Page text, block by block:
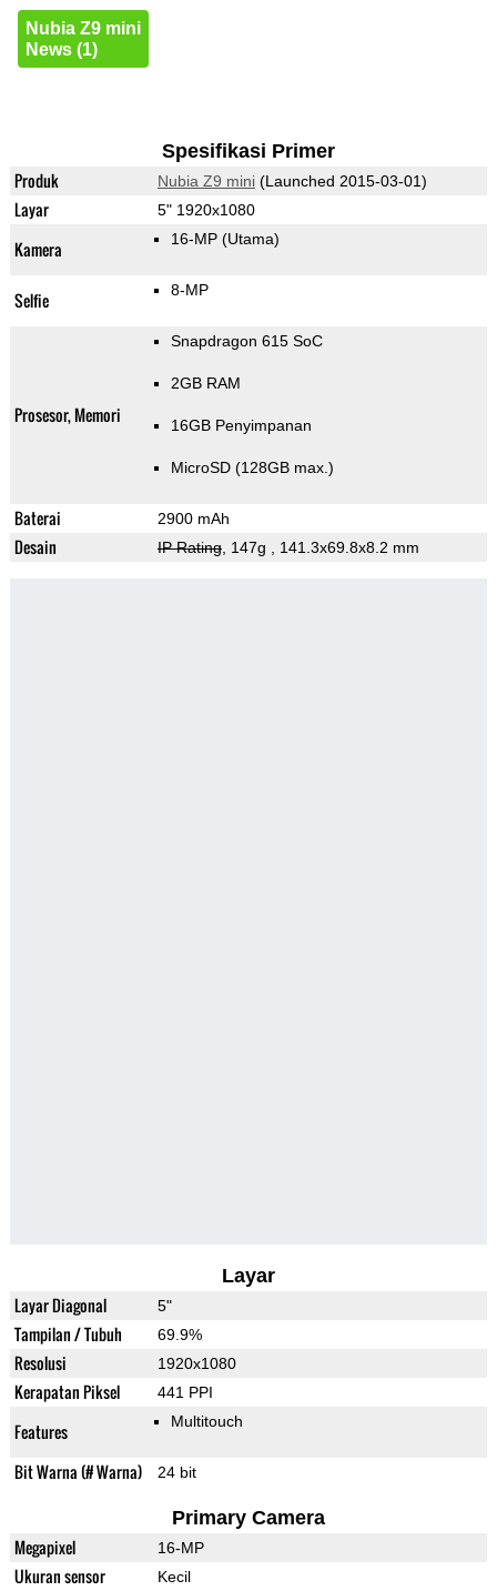
Nubia Z9 mini
News (1)
Spesifikasi Primer
Produk Nubia Z9 mini(Launched 2015-03-01)
Layar 5" 1920x1080
Kamera 16-MP (Utama)
Selfie 8-MP
Prosesor, Memori
Snapdragon 615 SoC
2GB RAM
16GB Penyimpanan
MicroSD (128GB max.)
Baterai 2900 mAh
Desain IP Rating, 147g , 141.3x69.8x8.2 mm
Layar
Layar Diagonal 5"
Tampilan / Tubuh 69.9%
Resolusi 1920x1080
Kerapatan Piksel 441 PPI
Features Multitouch
Bit Warna (# Warna) 24 bit
Primary Camera
Megapixel 16-MP
Ukuran sensor Kecil